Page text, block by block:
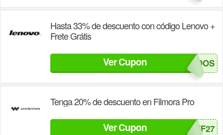
Hasta 33% de descuento con código Lenovo +
Frete Grátis
Ver Cupon DESTACADOS
Tenga 20% de descuento en Filmora Pro
Ver Cupon LESAFF27